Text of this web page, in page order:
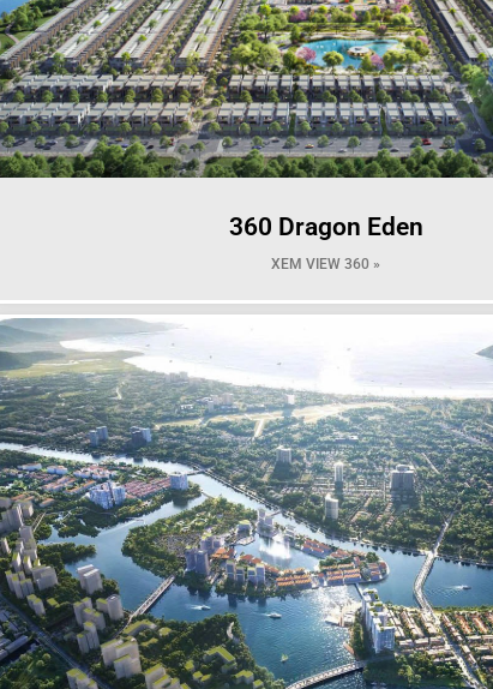
360 Dragon Eden
XEM VIEW 360 »